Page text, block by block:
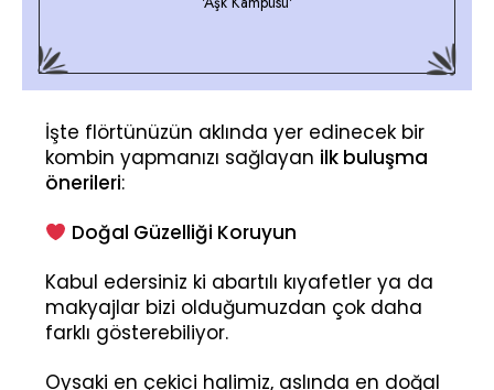
İşte flörtünüzün aklında yer edinecek bir
kombin yapmanızı sağlayan ilk buluşma
önerileri:
Doğal Güzelliği Koruyun
Kabul edersiniz ki abartılı kıyafetler ya da
makyajlar bizi olduğumuzdan çok daha
farklı gösterebiliyor.
Oysaki en çekici halimiz, aslında en doğal